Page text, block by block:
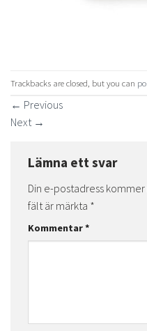
Trackbacks are closed, but you can
← Previous
Next →
Lämna ett svar
Din e-postadress
fält är märkta *
Kommentar*